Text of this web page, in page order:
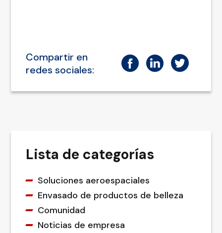
Compartir en
redes sociales:
Lista de categorías
Soluciones aeroespaciales
Envasado de productos de belleza
Comunidad
Noticias de empresa